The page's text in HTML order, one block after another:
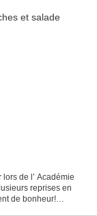
de l’ Académie
reprises en
de bonheur!